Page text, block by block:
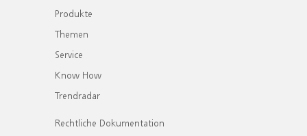
Produkte
Themen
Service
Know How
Trendradar
Rechtliche Dokumentation